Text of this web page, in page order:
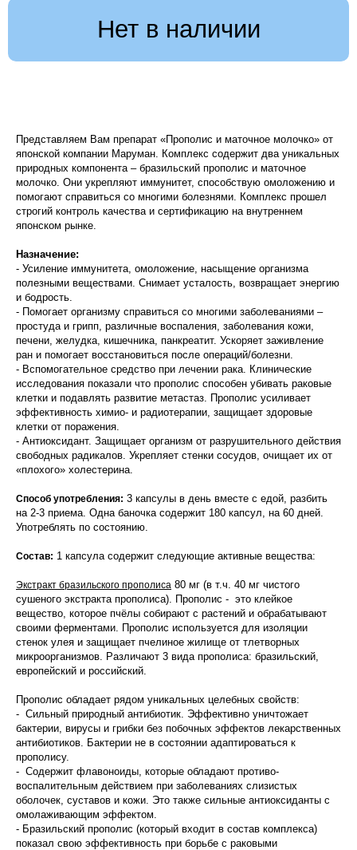
Нет в наличии
Представляем Вам препарат «Прополис и маточное молочко» от
японской компании Маруман. Комплекс содержит два уникальных
природных компонента – бразильский прополис и маточное
молочко. Они укрепляют иммунитет, способствую омоложению и
помогают справиться со многими болезнями. Комплекс прошел
строгий контроль качества и сертификацию на внутреннем
японском рынке.
Назначение:
- Усиление иммунитета, омоложение, насыщение организма
полезными веществами. Снимает усталость, возвращает энергию
и бодрость.
- Помогает организму справиться со многими заболеваниями –
простуда и грипп, различные воспаления, заболевания кожи,
печени, желудка, кишечника, панкреатит. Ускоряет заживление
ран и помогает восстановиться после операций/болезни.
- Вспомогательное средство при лечении рака. Клинические
исследования показали что прополис способен убивать раковые
клетки и подавлять развитие метастаз. Прополис усиливает
эффективность химио- и радиотерапии, защищает здоровые
клетки от поражения.
- Антиоксидант. Защищает организм от разрушительного действия
свободных радикалов. Укрепляет стенки сосудов, очищает их от
«плохого» холестерина.
Способ употребления: 3 капсулы в день вместе с едой, разбить
на 2-3 приема. Одна баночка содержит 180 капсул, на 60 дней.
Употреблять по состоянию.
Состав: 1 капсула содержит следующие активные вещества:
Экстракт бразильского прополиса 80 мг (в т.ч. 40 мг чистого
сушеного экстракта прополиса). Прополис - это клейкое
вещество, которое пчёлы собирают с растений и обрабатывают
своими ферментами. Прополис используется для изоляции
стенок улея и защищает пчелиное жилище от тлетворных
микроорганизмов. Различают 3 вида прополиса: бразильский,
европейский и российский.
Прополис обладает рядом уникальных целебных свойств:
- Сильный природный антибиотик. Эффективно уничтожает
бактерии, вирусы и грибки без побочных эффектов лекарственных
антибиотиков. Бактерии не в состоянии адаптироваться к
прополису.
- Содержит флавоноиды, которые обладают противо-
воспалительным действием при заболеваниях слизистых
оболочек, суставов и кожи. Это также сильные антиоксиданты с
омолаживающим эффектом.
- Бразильский прополис (который входит в состав комплекса)
показал свою эффективность при борьбе с раковыми